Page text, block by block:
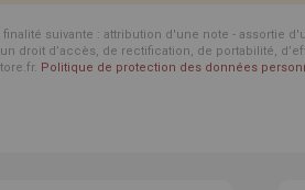
suivante : attribution d'une note - assortie
droit d’accès, de rectification, de portabilité,
Politique de protection des données